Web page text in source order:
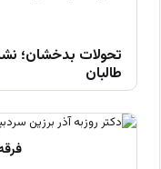
تحولات بدخشان؛
طالبان